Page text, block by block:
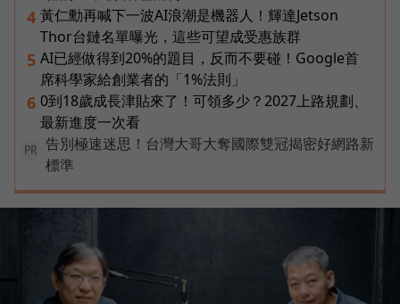
4 黃仁勳再喊下一波AI浪潮是機器人！輝達Jetson
Thor台鏈名單曝光，這些可望成受惠族群
5 AI已經做得到20%的題目，反而不要碰！Google首
席科學家給創業者的「1%法則」
6 0到18歲成長津貼來了！可領多少？2027上路規劃、
最新進度一次看
PR
告別極速迷思！台灣大哥大奪國際雙冠揭密好網路新
標準